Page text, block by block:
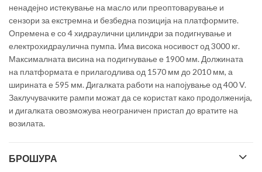
ненадејно истекување на масло или преоптоварување и
сензори за екстремна и безбедна позиција на платформите.
Опремена е со 4 хидраулични цилиндри за подигнување и
електрохидраулична пумпа. Има висока носивост од 3000 кг.
Максималната висина на подигнување е 1900 мм. Должината
на платформата е прилагодлива од 1570 мм до 2010 мм, а
ширината е 595 мм. Дигалката работи на напојување од 400 V.
Заклучувачките рампи можат да се користат како продолженија,
и дигалката овозможува неограничен пристап до вратите на
возилата.
БРОШУРА